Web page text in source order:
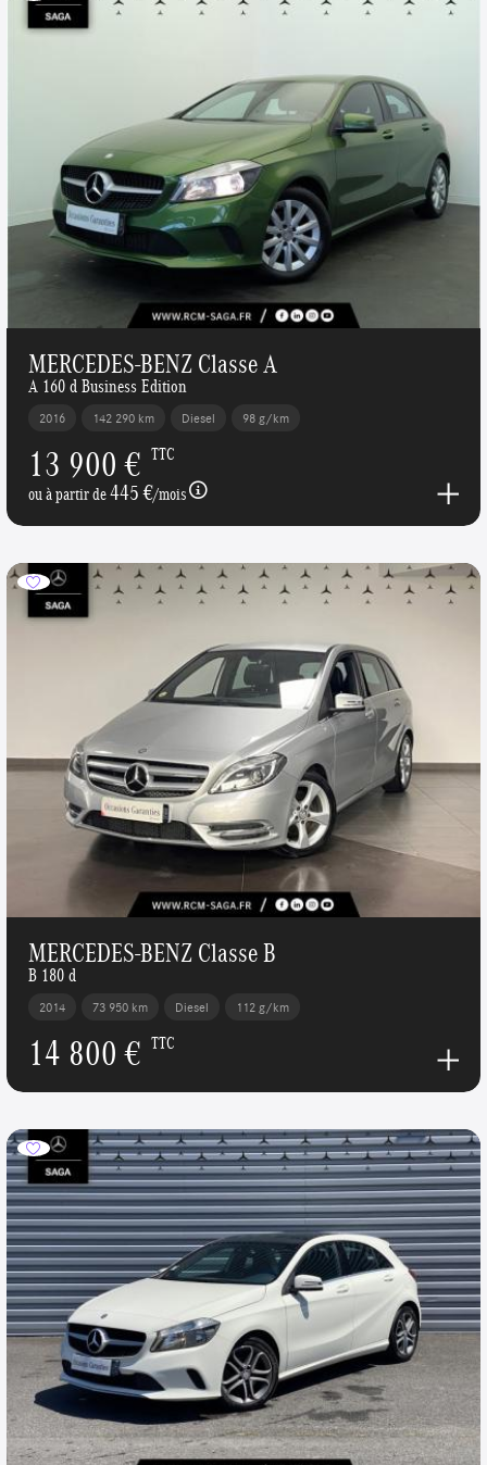
MERCEDES-BENZ Classe A
A 160 d Business Edition
2016 142 290 km Diesel 98 g/km
13 900 € TTC
ou à partir de445 €/mois
MERCEDES-BENZ Classe B
B 180 d
2014 73 950 km Diesel 112 g/km
14 800 € TTC